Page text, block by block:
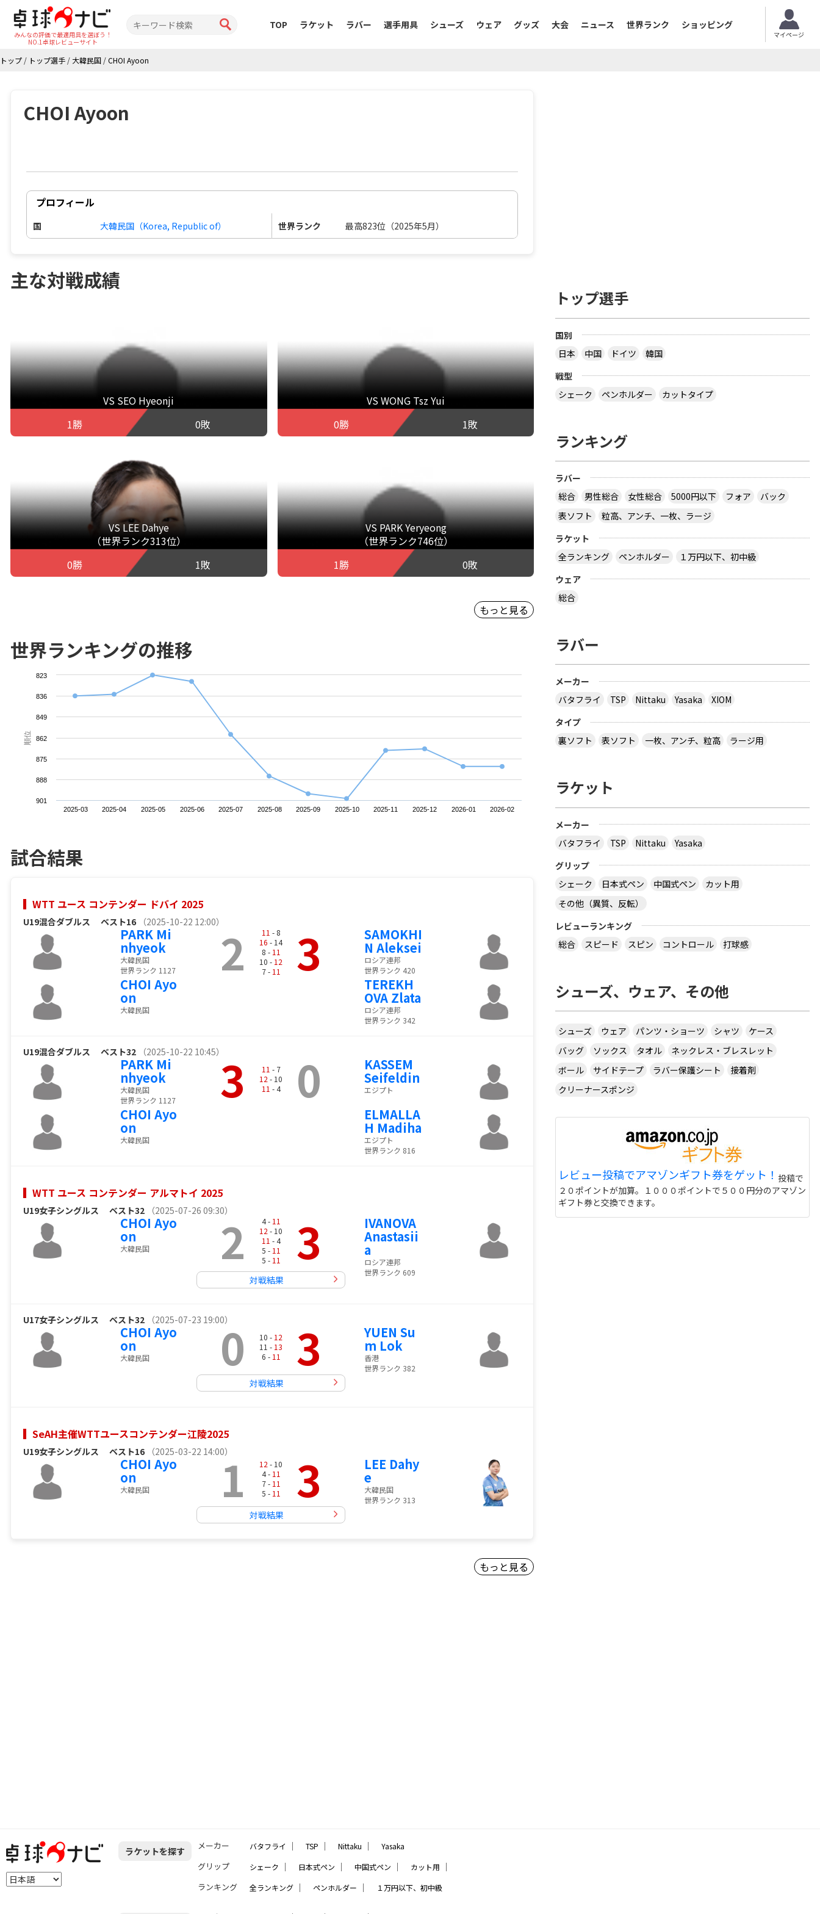
みんなの評価で最適用具を選ぼう！
NO.1卓球レビューサイト
TOP ラケット ラバー 選手用具 シューズ ウェア グッズ 大会 ニュース 世界ランク ショッピング
マイページ
トップ / トップ選手 / 大韓民国 /CHOI Ayoon
CHOI Ayoon
プロフィール
国 大韓民国（Korea, Republic of） 世界ランク 最高823位（2025年5月）
主な対戦成績
VS SEO Hyeonji
1勝
0敗
VS WONG Tsz Yui
0勝
1敗
VS LEE Dahye
（世界ランク313位）
0勝
1敗
VS PARK Yeryeong
（世界ランク746位）
1勝
0敗
もっと見る
世界ランキングの推移
順位
2025-03 2025-04 2025-05 2025-06 2025-07 2025-08 2025-09 2025-10 2025-11 2025-12 2026-01 2026-02
823
836
849
862
875
888
901
試合結果
WTT ユース コンテンダー ドバイ 2025
U19混合ダブルス ベスト16 （2025-10-22 12:00）
PARK Mi
nhyeok
大韓民国
世界ランク 1127
CHOI Ayo
on
大韓民国
2 11 - 8
16 - 14
8 - 11
10 - 12
7 - 11 3 SAMOKHI
N Aleksei
ロシア連邦
世界ランク 420
TEREKH
OVA Zlata
ロシア連邦
世界ランク 342
U19混合ダブルス ベスト32 （2025-10-22 10:45）
PARK Mi
nhyeok
大韓民国
世界ランク 1127
CHOI Ayo
on
大韓民国
3 11 - 7
12 - 10
11 - 4 0 KASSEM
Seifeldin
エジプト
ELMALLA
H Madiha
エジプト
世界ランク 816
WTT ユース コンテンダー アルマトイ 2025
U19女子シングルス ベスト32 （2025-07-26 09:30）
CHOI Ayo
on
大韓民国 2 4 - 11
12 - 10
11 - 4
5 - 11
5 - 11 3
対戦結果
IVANOVA
Anastasii
a
ロシア連邦
世界ランク 609
U17女子シングルス ベスト32 （2025-07-23 19:00）
CHOI Ayo
on
大韓民国 0 10 - 12
11 - 13
6 - 11 3
対戦結果
YUEN Su
m Lok
香港
世界ランク 382
SeAH主催WTTユースコンテンダー江陵2025
U19女子シングルス ベスト16 （2025-03-22 14:00）
CHOI Ayo
on
大韓民国 1 12 - 10
4 - 11
7 - 11
5 - 11 3
対戦結果
LEE Dahy
e
大韓民国
世界ランク 313
もっと見る
トップ選手
国別
日本
中国 ドイツ
韓国
戦型
シェーク
ペンホルダー カットタイプ
ランキング
ラバー
総合
男性総合 女性総合 5000円以下 フォア
バック
表ソフト
粒高、アンチ、一枚、ラージ
ラケット
全ランキング
ペンホルダー
１万円以下、初中級
ウェア
総合
ラバー
メーカー
バタフライ
TSP Nittaku Yasaka
XIOM
タイプ
裏ソフト
表ソフト 一枚、アンチ、粒高 ラージ用
ラケット
メーカー
バタフライ
TSP Nittaku
Yasaka
グリップ
シェーク
日本式ペン 中国式ペン
カット用
その他（異質、反転）
レビューランキング
総合
スピード スピン コントロール 打球感
シューズ、ウェア、その他
シューズ ウェア パンツ・ショーツ シャツ
ケース
バッグ
ソックス タオル
ネックレス・ブレスレット
ボール
サイドテープ ラバー保護シート
接着剤
クリーナースポンジ
レビュー投稿でアマゾンギフト券をゲット！ 投稿で
２０ポイントが加算。１０００ポイントで５００円分のアマゾン
ギフト券と交換できます。
ラケットを探す メーカー バタフライ ｜ TSP ｜ Nittaku ｜ Yasaka
グリップ シェーク ｜ 日本式ペン ｜ 中国式ペン ｜ カット用 ｜
ランキング 全ランキング ｜ ペンホルダー ｜ １万円以下、初中級